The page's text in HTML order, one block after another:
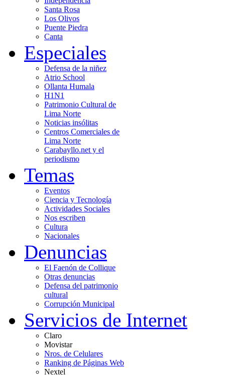
Santa Rosa
Los Olivos
Puente Piedra
Canta
Especiales
Defensa de la niñez
Atrio School
Ollanta Humala
H1N1
Patrimonio Cultural de
Lima Norte
Noticias insólitas
Centros Comerciales de
Lima Norte
Carabayllo.net y el
periodismo
Temas
Eventos
Ciencia y Tecnología
Actividades Sociales
Nos escriben
Cultura
Nacionales
Denuncias
El Faenón de Collique
Otras denuncias
Defensa del patrimonio
cultural
Corrupción Municipal
Servicios de Internet
Claro
Movistar
Nros. de Celulares
Ranking de Páginas Web
Nextel